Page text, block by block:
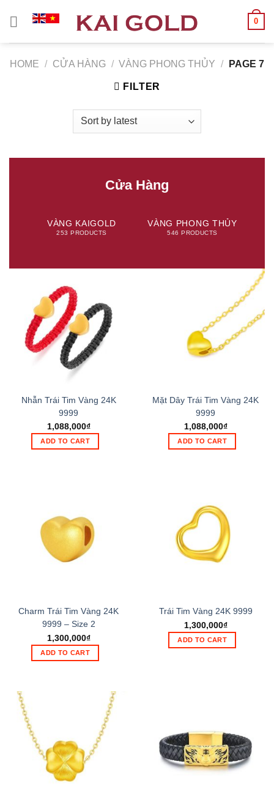
0
HOME / CỬA HÀNG / VÀNG PHONG THỦY / PAGE 7
FILTER
Cửa Hàng
VÀNG KAIGOLD
253 PRODUCTS
VÀNG PHONG THỦY
546 PRODUCTS
Nhẫn Trái Tim Vàng 24K
9999
1,088,000₫
ADD TO CART
Mặt Dây Trái Tim Vàng 24K
9999
1,088,000₫
ADD TO CART
Charm Trái Tim Vàng 24K
9999 – Size 2
1,300,000₫
ADD TO CART
Trái Tim Vàng 24K 9999
1,300,000₫
ADD TO CART